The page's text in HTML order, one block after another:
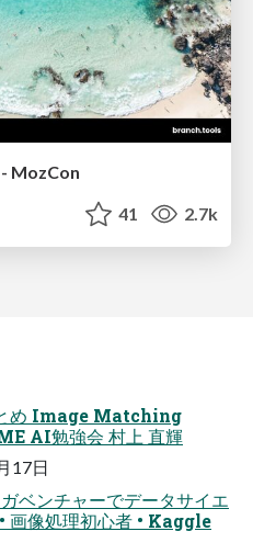
MozCon
41 2.7k
め Image Matching
AI勉強会 村上 直輝
17⽇
ベンチャーでデータサイエ
画像処理初心者 • Kaggle